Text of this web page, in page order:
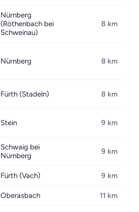
Nürnberg
(Röthenbach bei
Schweinau)
8 km
Nürnberg 8 km
Fürth (Stadeln) 8 km
Stein 9 km
Schwaig bei
Nürnberg
9 km
Fürth (Vach) 9 km
Oberasbach 11 km